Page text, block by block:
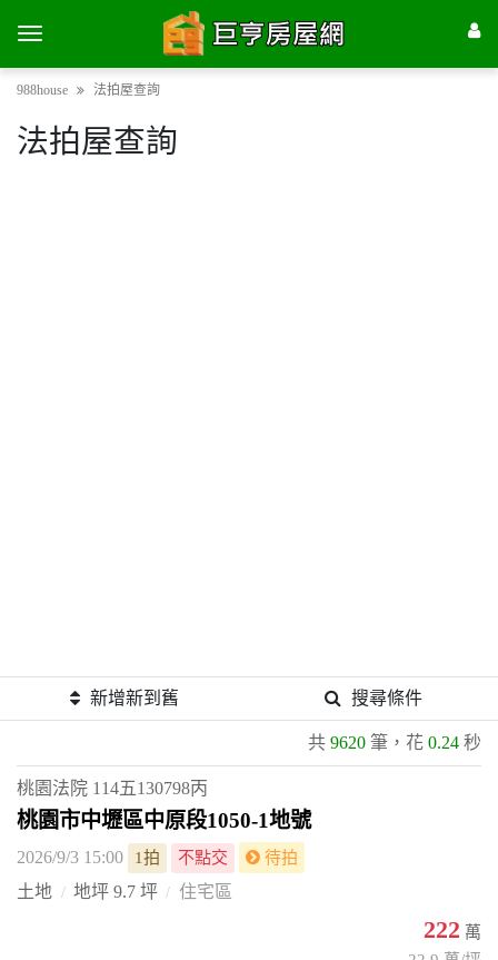
988house 法拍屋查詢
法拍屋查詢
新增新到舊 搜尋條件
共 9620 筆，花 0.24 秒
桃園法院 114五130798丙
桃園市中壢區中原段1050-1地號
2026/9/3 15:00 1拍 不點交 待拍
土地 地坪 9.7 坪 住宅區
222 萬